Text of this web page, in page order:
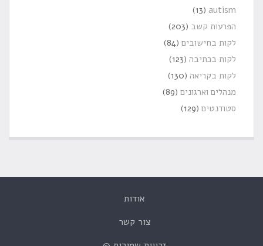
autism
(13)
הפרעות קשב (203)
לקות בחישובים (84)
לקות בכתיבה (123)
לקות בקריאה (130)
מנהלים וארגונים (89)
סטודנטים (129)
אודות
צור קשר